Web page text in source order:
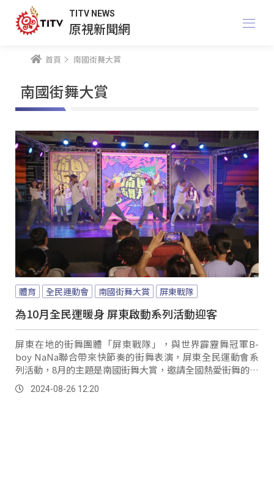
TITV NEWS
原視新聞網
首頁 南國街舞大賞
南國街舞大賞
體育 全民運動會 南國街舞大賞 屏東戰隊
為10月全民運暖身 屏東啟動系列活動迎客
屏東在地的街舞團體「屏東戰隊」，與世界霹靂舞冠軍B-
boy NaNa聯合帶來快節奏的街舞表演，屏東全民運動會系
列活動，8月的主題是南國街舞大賞，邀請全國熱愛街舞的團
體，一起熱舞對戰，為即將到來的10月全民運動會暖身熱
場。2024-08-26 12:20